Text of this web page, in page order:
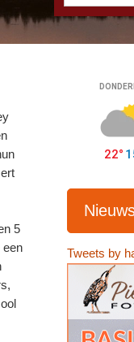
5
een
Tweets by